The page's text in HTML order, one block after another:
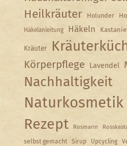
Heilkräuter Holunder
Häkelanleitung Häkeln
Kräuter
Körperpflege Lavendel
Nachhaltigkeit
Naturkosmetik
Rezept Rosmarin
selbst gemacht Sirup Upcycling